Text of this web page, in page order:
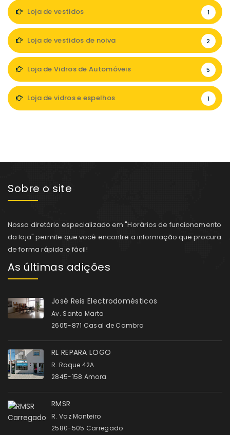
Loja de vestidos 1
Loja de vestidos de noiva 2
Loja de Vidros de Automóveis 5
Loja de vidros e espelhos 1
Sobre o site
Nosso diretório especializado em "Horários de funcionamento
da loja" permite que você encontre a informação que procura
de forma rápida e fácil!
As últimas adições
José Reis Electrodomésticos
Av. Santa Marta
2605-871 Casal de Cambra
RL REPARA LOGO
R. Roque 42A
2845-158 Amora
RMSR
R. Vaz Monteiro
2580-505 Carregado